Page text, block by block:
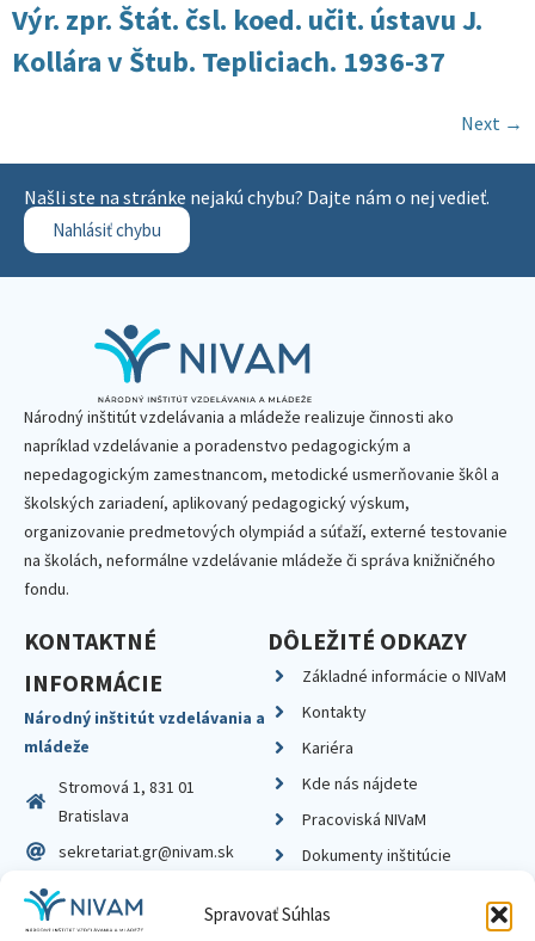
Spravovať Súhlas
Výr. zpr. Štát. čsl. koed. učit. ústavu J.
Kollára v Štub. Tepliciach. 1936-37
Next →
Našli ste na stránke nejakú chybu? Dajte nám o nej vedieť.
Nahlásiť chybu
Národný inštitút vzdelávania a mládeže realizuje činnosti ako
napríklad vzdelávanie a poradenstvo pedagogickým a
nepedagogickým zamestnancom, metodické usmerňovanie škôl a
školských zariadení, aplikovaný pedagogický výskum,
organizovanie predmetových olympiád a súťaží, externé testovanie
na školách, neformálne vzdelávanie mládeže či správa knižničného
fondu.
KONTAKTNÉ
INFORMÁCIE
Národný inštitút vzdelávania a
mládeže
Stromová 1, 831 01
Bratislava
sekretariat.gr@nivam.sk
IČO: 00164348
DIČ: 2020798714
DÔLEŽITÉ ODKAZY
Základné informácie o NIVaM
Kontakty
Kariéra
Kde nás nájdete
Pracoviská NIVaM
Dokumenty inštitúcie